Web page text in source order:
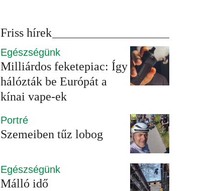
Friss hírek
Egészségünk
Milliárdos feketepiac: Így
hálózták be Európát a
kínai vape-ek
Portré
Szemeiben tűz lobog
Egészségünk
Málló idő